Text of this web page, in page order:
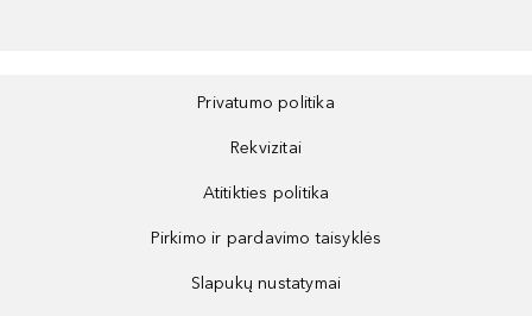
Privatumo politika
Rekvizitai
Atitikties politika
Pirkimo ir pardavimo taisyklės
Slapukų nustatymai